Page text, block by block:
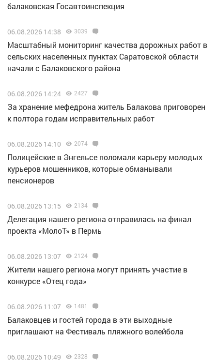
балаковская Госавтоинспекция
06.08.2026 14:38 3039
Масштабный мониторинг качества дорожных работ в
сельских населенных пунктах Саратовской области
начали с Балаковского района
06.08.2026 14:24 2427
За хранение мефедрона житель Балакова приговорен
к полтора годам исправительных работ
06.08.2026 14:10 2074
Полицейские в Энгельсе поломали карьеру молодых
курьеров мошенников, которые обманывали
пенсионеров
06.08.2026 13:15 2134
Делегация нашего региона отправилась на финал
проекта «МолоТ» в Пермь
06.08.2026 13:07 2124
Жители нашего региона могут принять участие в
конкурсе «Отец года»
06.08.2026 11:07 1481
Балаковцев и гостей города в эти выходные
приглашают на Фестиваль пляжного волейбола
06.08.2026 10:49 2328